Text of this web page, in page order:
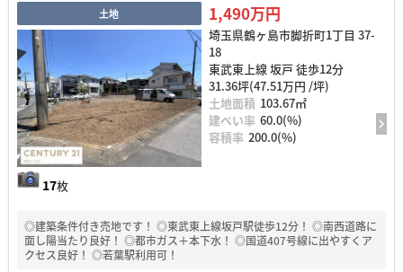
土地
17枚
1,490万円
埼玉県鶴ヶ島市脚折町1丁目 37-
18
東武東上線 坂戸 徒歩12分
31.36坪(47.51万円 /坪)
土地面積 103.67㎡
建ぺい率 60.0(%)
容積率 200.0(%)
◎建築条件付き売地です！ ◎東武東上線坂戸駅徒歩12分！ ◎南西道路に
面し陽当たり良好！ ◎都市ガス＋本下水！ ◎国道407号線に出やすくア
クセス良好！ ◎若葉駅利用可！